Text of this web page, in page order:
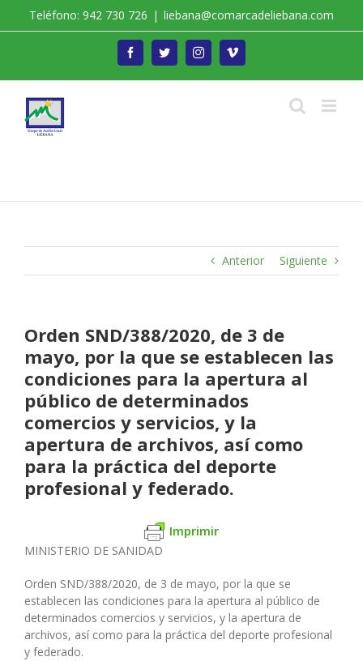
Teléfono: 942 730 726 | liebana@comarcadeliebana.com
FacebookTwitterInstagramVimeo
Anterior Siguiente
Orden SND/388/2020, de 3 de
mayo, por la que se establecen las
condiciones para la apertura al
público de determinados
comercios y servicios, y la
apertura de archivos, así como
para la práctica del deporte
profesional y federado.
Imprimir
MINISTERIO DE SANIDAD
Orden SND/388/2020, de 3 de mayo, por la que se
establecen las condiciones para la apertura al público de
determinados comercios y servicios, y la apertura de
archivos, así como para la práctica del deporte profesional
y federado.